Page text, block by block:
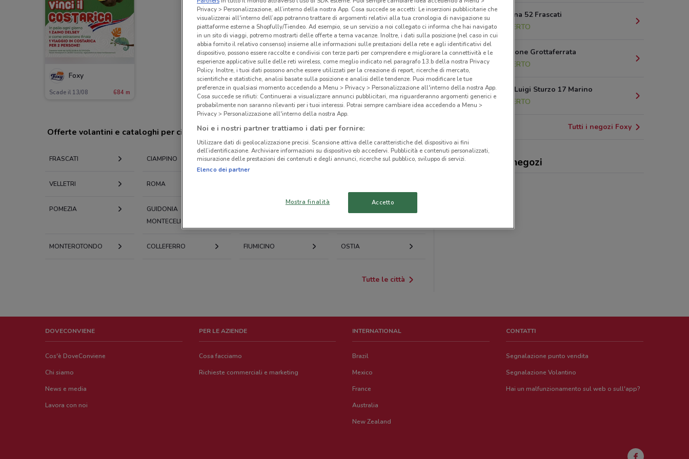
Foxy
Scade il 13/08 684 m
Offerte volantini e cataloghi per città nelle vicinanze
FRASCATI CIAMPINO ALBANO LAZIALE ARICCIA
VELLETRI ROMA
POMEZIA
GUIDONIA
MONTECELIO
MONTEROTONDO COLLEFERRO FIUMICINO OSTIA
Tutte le città
Via Tuscolana 52 Frascati
2.4 km
APERTO
Via del Pratone Grottaferrata
2.4 km
APERTO
Piazza Don Luigi Sturzo 17 Marino
3.6 km
APERTO
Tutti i negozi Foxy
Foxy, offerte e negozi
DOVECONVIENE
Cos'è DoveConviene
Chi siamo
News e media
Lavora con noi
PER LE AZIENDE
Cosa facciamo
Richieste commerciali e marketing
INTERNATIONAL
Brazil
Mexico
France
Australia
New Zealand
CONTATTI
Segnalazione punto vendita
Segnalazione Volantino
Hai un malfunzionamento sul web o sull'app?
Privacy > Personalizzazione, all’interno della nostra App. Cosa succede se accetti: Le inserzioni pubblicitarie che
visualizzerai all'interno dell’app potranno trattare di argomenti relativi alla tua cronologia di navigazione su
piattaforme esterne a Shopfully/Tiendeo. Ad esempio, se un servizio a noi collegato ci informa che hai navigato
in un sito di viaggi, potremo mostrarti delle offerte a tema vacanze. Inoltre, i dati sulla posizione (nel caso in cui
abbia fornito il relativo consenso) insieme alle informazioni sulle prestazioni della rete e agli identificativi del
dispositivo, possono essere raccolte e condivisi con terze parti per comprendere e migliorare la connettività e le
esperienze applicative sulle delle reti wireless, come meglio indicato nel paragrafo 13.b della nostra Privacy
Policy. Inoltre, i tuoi dati possono anche essere utilizzati per la creazione di report, ricerche di mercato,
scientifiche e statistiche, analisi basate sulla posizione e analisi delle tendenze. Puoi modificare le tue
preferenze in qualsiasi momento accedendo a Menu > Privacy > Personalizzazione all'interno della nostra App.
Cosa succede se rifiuti: Continuerai a visualizzare annunci pubblicitari, ma riguarderanno argomenti generici e
probabilmente non saranno rilevanti per i tuoi interessi. Potrai sempre cambiare idea accedendo a Menu >
Privacy > Personalizzazione all'interno della nostra App.
Noi e i nostri partner trattiamo i dati per fornire:
Utilizzare dati di geolocalizzazione precisi. Scansione attiva delle caratteristiche del dispositivo ai fini
dell’identificazione. Archiviare informazioni su dispositivo e/o accedervi. Pubblicità e contenuti personalizzati,
misurazione delle prestazioni dei contenuti e degli annunci, ricerche sul pubblico, sviluppo di servizi.
Elenco dei partner
Mostra finalità Accetto